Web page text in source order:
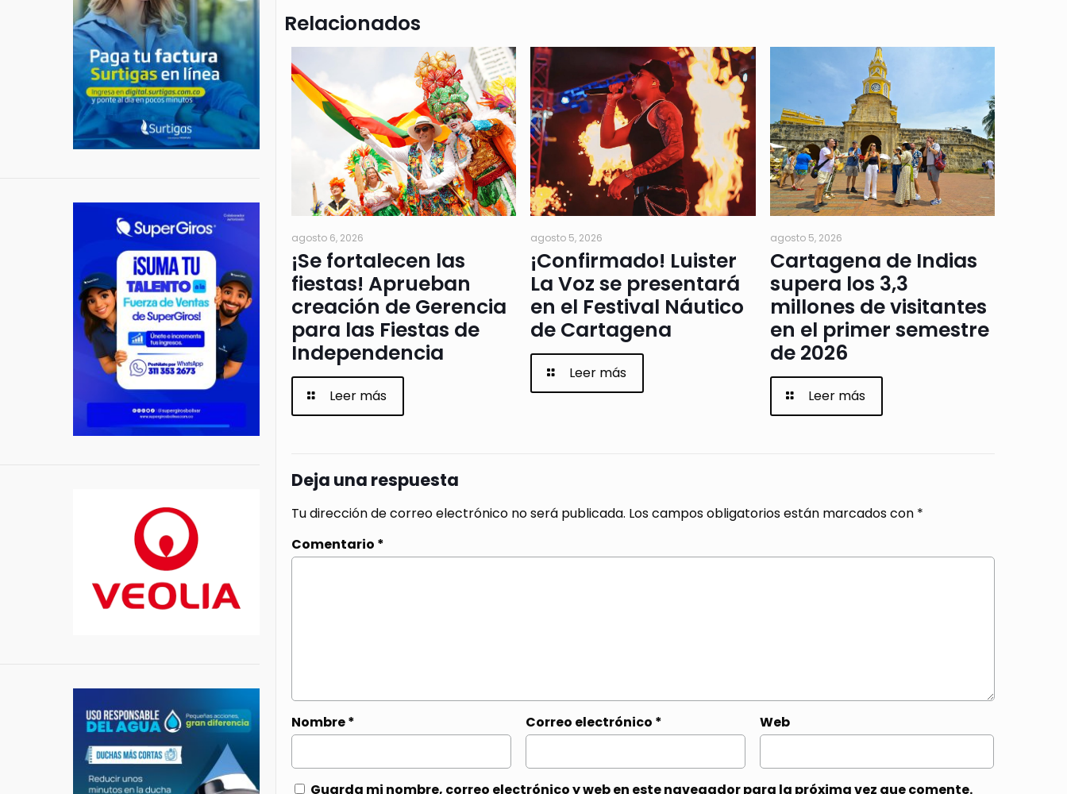
Relacionados
agosto 6, 2026
¡Se fortalecen las
fiestas! Aprueban
creación de Gerencia
para las Fiestas de
Independencia
Leer más
agosto 5, 2026
¡Confirmado! Luister
La Voz se presentará
en el Festival Náutico
de Cartagena
Leer más
agosto 5, 2026
Cartagena de Indias
supera los 3,3
millones de visitantes
en el primer semestre
de 2026
Leer más
Deja una respuesta
Tu dirección de correo electrónico no será publicada. Los campos obligatorios están marcados con *
Comentario *
Nombre* Correo electrónico * Web
Guarda mi nombre, correo electrónico y web en este navegador para la próxima vez que comente.